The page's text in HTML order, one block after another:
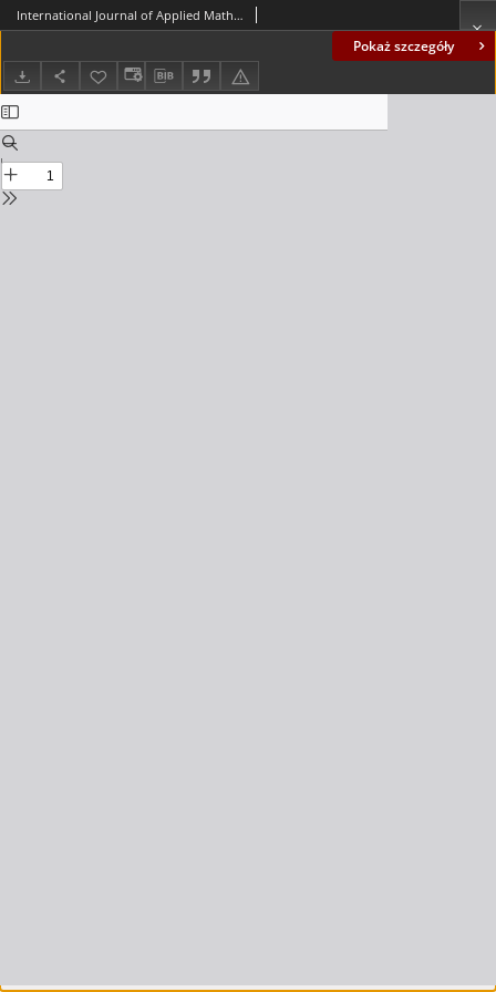
Pokaż szczegóły
International Journal of Applied Mathematics and Computer Science (AMCS), volume 26, number 3 (2016) - Contents